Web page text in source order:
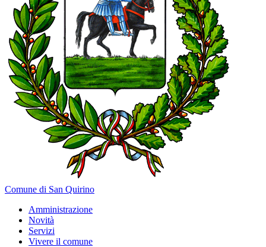
Comune di San Quirino
Amministrazione
Novità
Servizi
Vivere il comune